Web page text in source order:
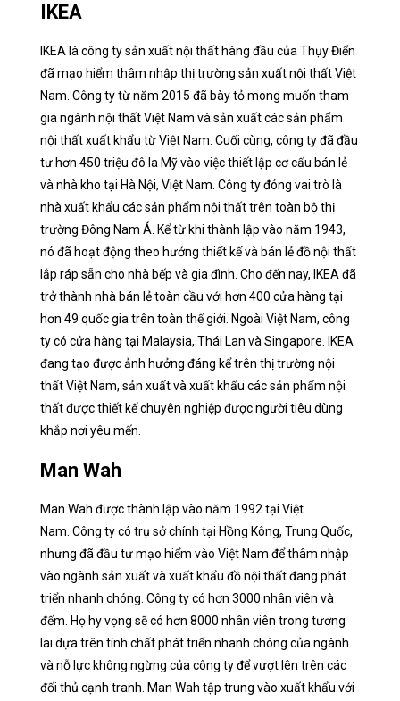
IKEA
IKEA là công ty sản xuất nội thất hàng đầu của Thụy Điển
đã mạo hiểm thâm nhập thị trường sản xuất nội thất Việt
Nam. Công ty từ năm 2015 đã bày tỏ mong muốn tham
gia ngành nội thất Việt Nam và sản xuất các sản phẩm
nội thất xuất khẩu từ Việt Nam. Cuối cùng, công ty đã đầu
tư hơn 450 triệu đô la Mỹ vào việc thiết lập cơ cấu bán lẻ
và nhà kho tại Hà Nội, Việt Nam. Công ty đóng vai trò là
nhà xuất khẩu các sản phẩm nội thất trên toàn bộ thị
trường Đông Nam Á. Kể từ khi thành lập vào năm 1943,
nó đã hoạt động theo hướng thiết kế và bán lẻ đồ nội thất
lắp ráp sẵn cho nhà bếp và gia đình. Cho đến nay, IKEA đã
trở thành nhà bán lẻ toàn cầu với hơn 400 cửa hàng tại
hơn 49 quốc gia trên toàn thế giới. Ngoài Việt Nam, công
ty có cửa hàng tại Malaysia, Thái Lan và Singapore. IKEA
đang tạo được ảnh hưởng đáng kể trên thị trường nội
thất Việt Nam, sản xuất và xuất khẩu các sản phẩm nội
thất được thiết kế chuyên nghiệp được người tiêu dùng
khắp nơi yêu mến.
Man Wah
Man Wah được thành lập vào năm 1992 tại Việt
Nam. Công ty có trụ sở chính tại Hồng Kông, Trung Quốc,
nhưng đã đầu tư mạo hiểm vào Việt Nam để thâm nhập
vào ngành sản xuất và xuất khẩu đồ nội thất đang phát
triển nhanh chóng. Công ty có hơn 3000 nhân viên và
đếm. Họ hy vọng sẽ có hơn 8000 nhân viên trong tương
lai dựa trên tính chất phát triển nhanh chóng của ngành
và nỗ lực không ngừng của công ty để vượt lên trên các
đối thủ cạnh tranh. Man Wah tập trung vào xuất khẩu với